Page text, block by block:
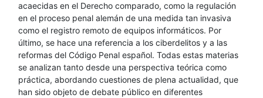
acaecidas en el Derecho comparado, como la regulación
en el proceso penal alemán de una medida tan invasiva
como el registro remoto de equipos informáticos. Por
último, se hace una referencia a los ciberdelitos y a las
reformas del Código Penal español. Todas estas materias
se analizan tanto desde una perspectiva teórica como
práctica, abordando cuestiones de plena actualidad, que
han sido objeto de debate público en diferentes